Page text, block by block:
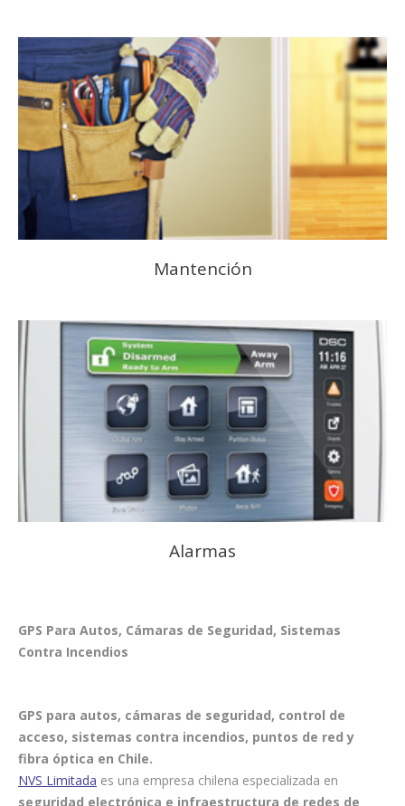
Mantención
Alarmas
GPS Para Autos, Cámaras de Seguridad, Sistemas
Contra Incendios
GPS para autos, cámaras de seguridad, control de
acceso, sistemas contra incendios, puntos de red y
fibra óptica en Chile.
NVS Limitada es una empresa chilena especializada en
seguridad electrónica e infraestructura de redes de